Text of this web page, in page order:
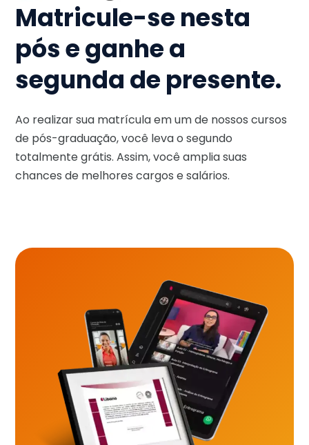
Matricule-se nesta
pós e ganhe a
segunda de presente.
Ao realizar sua matrícula em um de nossos cursos
de pós-graduação, você leva o segundo
totalmente grátis. Assim, você amplia suas
chances de melhores cargos e salários.